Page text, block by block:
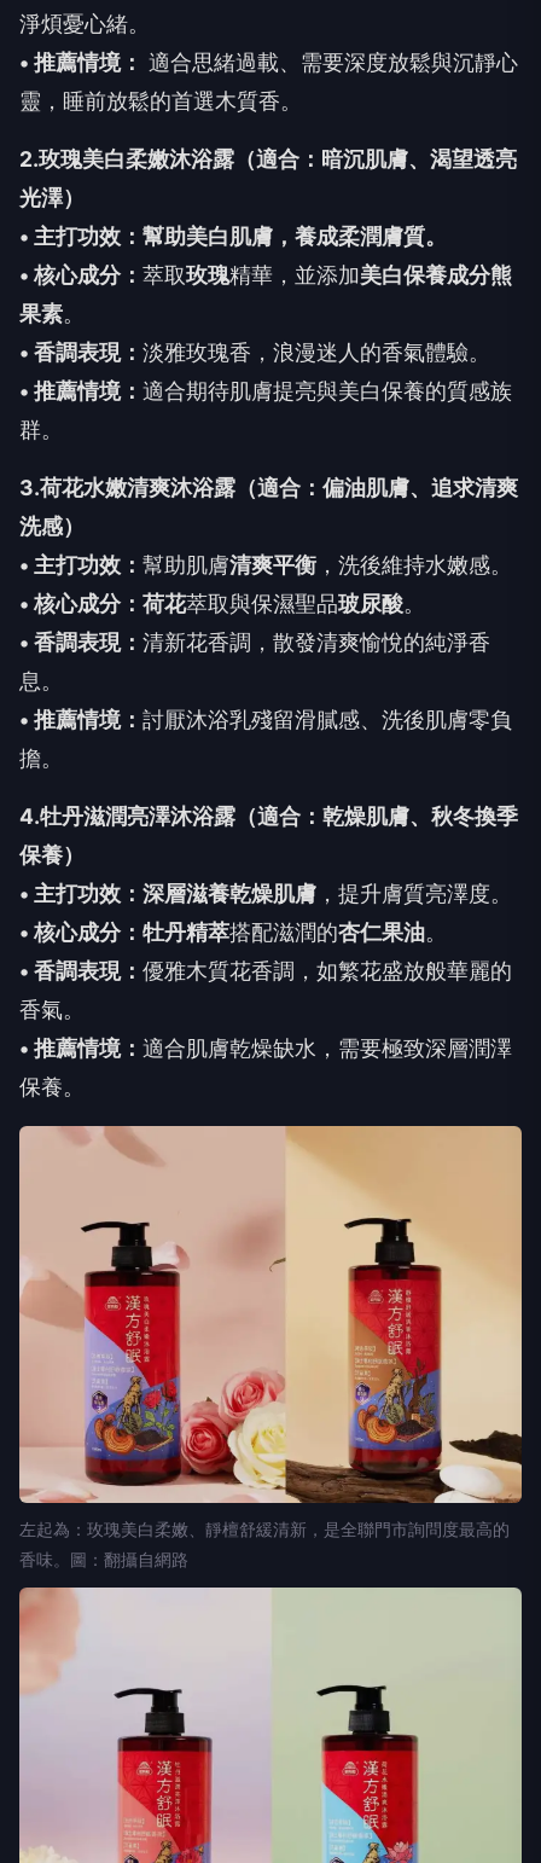
淨煩憂心緒。
• 推薦情境： 適合思緒過載、需要深度放鬆與沉靜心
靈，睡前放鬆的首選木質香。
2.玫瑰美白柔嫩沐浴露（適合：暗沉肌膚、渴望透亮
光澤）
• 主打功效：幫助美白肌膚，養成柔潤膚質。
• 核心成分： 萃取玫瑰精華，並添加美白保養成分熊
果素。
• 香調表現： 淡雅玫瑰香，浪漫迷人的香氣體驗。
• 推薦情境： 適合期待肌膚提亮與美白保養的質感族
群。
3.荷花水嫩清爽沐浴露（適合：偏油肌膚、追求清爽
洗感）
• 主打功效： 幫助肌膚清爽平衡 ，洗後維持水嫩感。
• 核心成分：荷花萃取與保濕聖品玻尿酸。
• 香調表現： 清新花香調，散發清爽愉悅的純淨香
息。
• 推薦情境： 討厭沐浴乳殘留滑膩感、洗後肌膚零負
擔。
4.牡丹滋潤亮澤沐浴露（適合：乾燥肌膚、秋冬換季
保養）
• 主打功效：深層滋養乾燥肌膚 ，提升膚質亮澤度。
• 核心成分：牡丹精萃搭配滋潤的杏仁果油。
• 香調表現： 優雅木質花香調，如繁花盛放般華麗的
香氣。
• 推薦情境： 適合肌膚乾燥缺水，需要極致深層潤澤
保養。
左起為：玫瑰美白柔嫩、靜檀舒緩清新，是全聯門市詢問度最高的
香味。圖：翻攝自網路